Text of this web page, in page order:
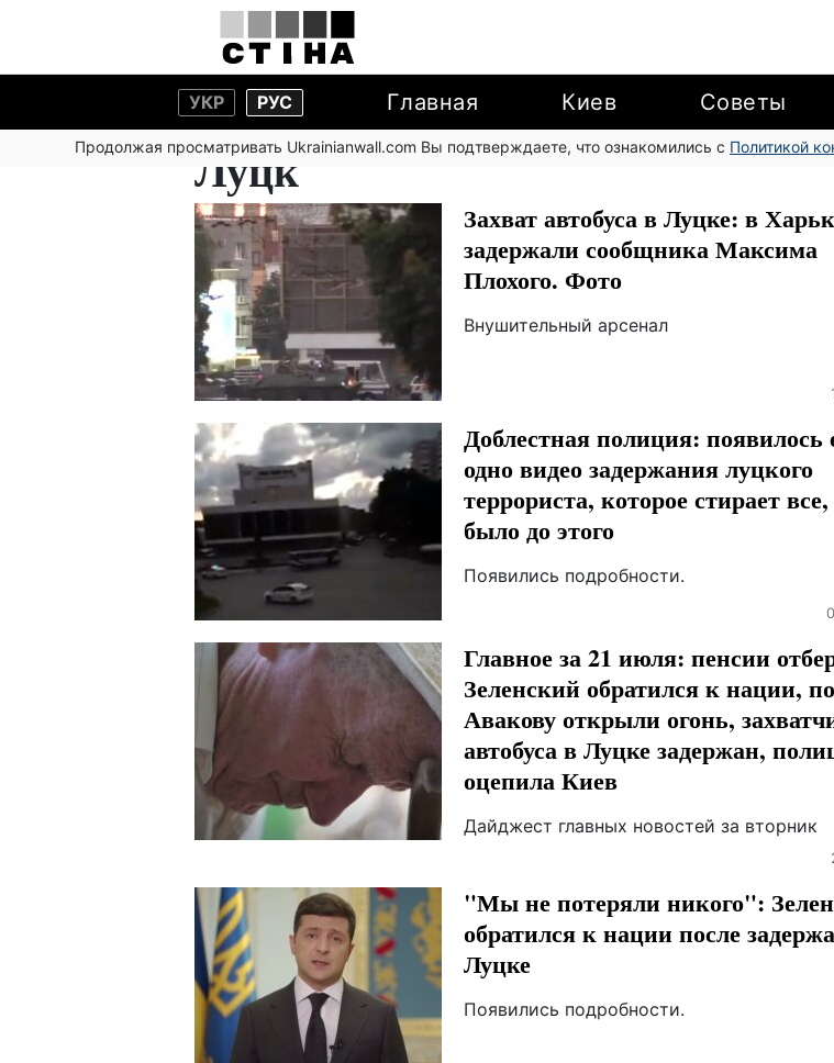
УКР РУС Главная Киев Советы
Продолжая просматривать Ukrainianwall.com Вы подтверждаете, что ознакомились с Политикой
Луцк
Захват автобуса в Луцке: в
задержали сообщника Максима
Плохого. Фото
Внушительный арсенал
Доблестная полиция: появилось
одно видео задержания луцкого
террориста, которое стирает
было до этого
Появились подробности.
Главное за 21 июля: пенсии
Зеленский обратился к нации, по
Авакову открыли огонь,
автобуса в Луцке задержан,
оцепила Киев
Дайджест главных новостей за вторник
"Мы не потеряли никого":
обратился к нации после
Луцке
Появились подробности.